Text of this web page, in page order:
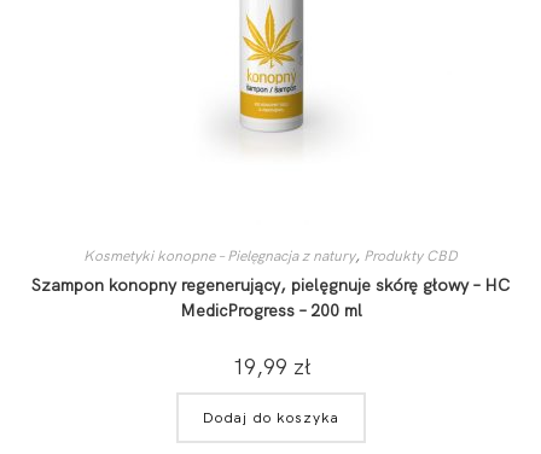
Kosmetyki konopne – Pielęgnacja z natury, Produkty CBD
Szampon konopny regenerujący, pielęgnuje skórę głowy – HC
MedicProgress – 200 ml
19,99 zł
Dodaj do koszyka